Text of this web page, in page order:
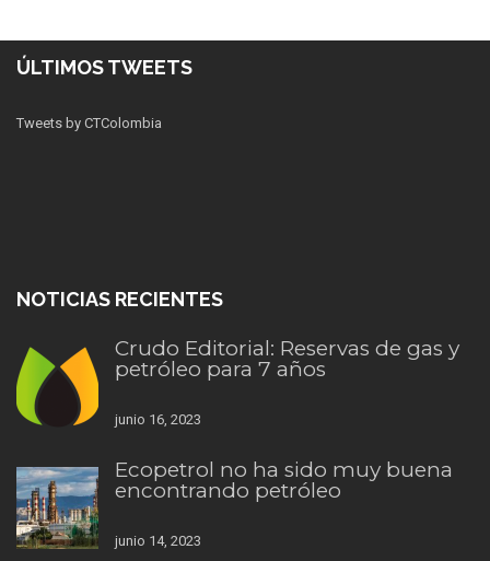
ÚLTIMOS TWEETS
Tweets by CTColombia
NOTICIAS RECIENTES
Crudo Editorial: Reservas de gas y
petróleo para 7 años
junio 16, 2023
Ecopetrol no ha sido muy buena
encontrando petróleo
junio 14, 2023